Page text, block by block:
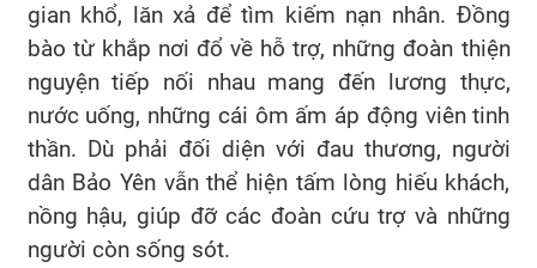
gian khổ, lăn xả để tìm kiếm nạn nhân. Đồng
bào từ khắp nơi đổ về hỗ trợ, những đoàn thiện
nguyện tiếp nối nhau mang đến lương thực,
nước uống, những cái ôm ấm áp động viên tinh
thần. Dù phải đối diện với đau thương, người
dân Bảo Yên vẫn thể hiện tấm lòng hiếu khách,
nồng hậu, giúp đỡ các đoàn cứu trợ và những
người còn sống sót.